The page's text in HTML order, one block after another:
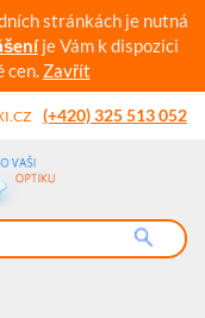
stránkách je nutná
je Vám k dispozici
cen. Zavřít
(+420) 325 513 052